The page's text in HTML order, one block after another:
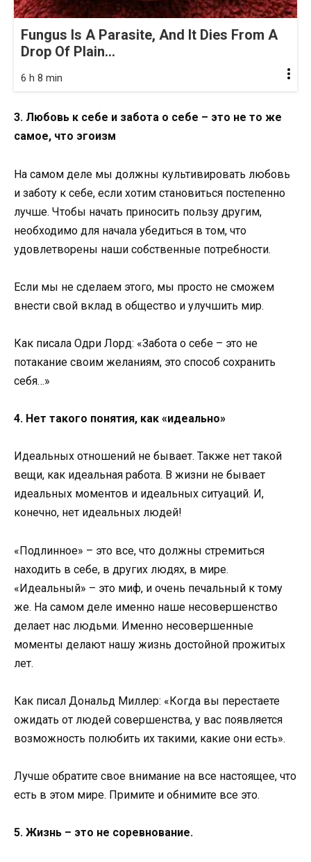
Fungus Is A Parasite, And It Dies From A
Drop Of Plain...
6 h 8 min
3. Любовь к себе и забота о себе – это не то же
самое, что эгоизм
На самом деле мы должны культивировать любовь
и заботу к себе, если хотим становиться постепенно
лучше. Чтобы начать приносить пользу другим,
необходимо для начала убедиться в том, что
удовлетворены наши собственные потребности.
Если мы не сделаем этого, мы просто не сможем
внести свой вклад в общество и улучшить мир.
Как писала Одри Лорд: «Забота о себе – это не
потакание своим желаниям, это способ сохранить
себя…»
4. Нет такого понятия, как «идеально»
Идеальных отношений не бывает. Также нет такой
вещи, как идеальная работа. В жизни не бывает
идеальных моментов и идеальных ситуаций. И,
конечно, нет идеальных людей!
«Подлинное» – это все, что должны стремиться
находить в себе, в других людях, в мире.
«Идеальный» – это миф, и очень печальный к тому
же. На самом деле именно наше несовершенство
делает нас людьми. Именно несовершенные
моменты делают нашу жизнь достойной прожитых
лет.
Как писал Дональд Миллер: «Когда вы перестаете
ожидать от людей совершенства, у вас появляется
возможность полюбить их такими, какие они есть».
Лучше обратите свое внимание на все настоящее, что
есть в этом мире. Примите и обнимите все это.
5. Жизнь – это не соревнование.